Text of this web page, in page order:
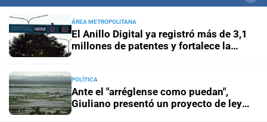
Isidoro Zang presenta en Santa Fe su
muestra "Escrito en el Cuerpo"
Ver todas las noticias
ÁREA METROPOLITANA
El Anillo Digital ya registró más de 3,1
millones de patentes y fortalece la
POLÍTICA
Ante el "arréglense como puedan",
Giuliano presentó un proyecto de ley